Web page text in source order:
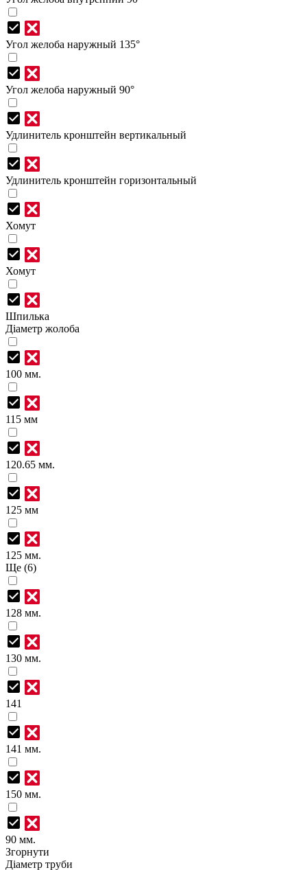
Угол желоба наружный 135°
Угол желоба наружный 90°
Удлинитель кронштейн вертикальный
Удлинитель кронштейн горизонтальный
Хомут
Хомут
Шпилька
Діаметр жолоба
100 мм.
115 мм
120.65 мм.
125 мм
125 мм.
Ще (6)
128 мм.
130 мм.
141
141 мм.
150 мм.
90 мм.
Згорнути
Діаметр труби